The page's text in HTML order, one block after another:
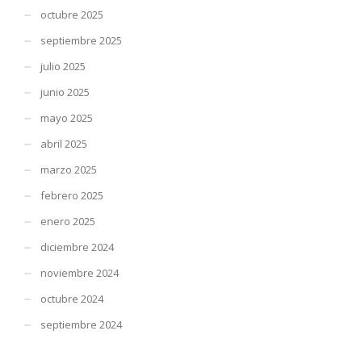
octubre 2025
septiembre 2025
julio 2025
junio 2025
mayo 2025
abril 2025
marzo 2025
febrero 2025
enero 2025
diciembre 2024
noviembre 2024
octubre 2024
septiembre 2024